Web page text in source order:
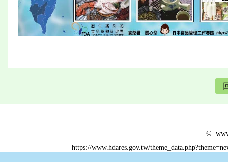
©
https://www.hdares.gov.tw/